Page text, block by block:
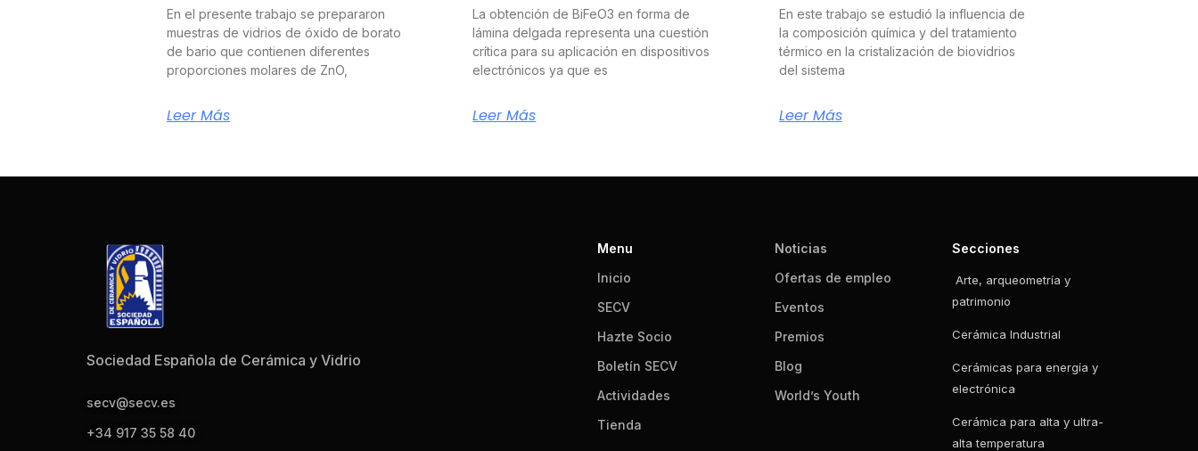
En el presente trabajo se prepararon
muestras de vidrios de óxido de borato
de bario que contienen diferentes
proporciones molares de ZnO,
Leer Más
La obtención de BiFeO3 en forma de
lámina delgada representa una cuestión
crítica para su aplicación en dispositivos
electrónicos ya que es
Leer Más
En este trabajo se estudió la influencia de
la composición química y del tratamiento
térmico en la cristalización de biovidrios
del sistema
Leer Más
Sociedad Española de Cerámica y Vidrio
secv@secv.es
+34 917 35 58 40
Menu
Inicio
SECV
Hazte Socio
Boletín SECV
Actividades
Tienda
Noticias
Ofertas de empleo
Eventos
Premios
Blog
World’s Youth
Secciones
Arte, arqueometría y
patrimonio
Cerámica Industrial
Cerámicas para energía y
electrónica
Cerámica para alta y ultra-
alta temperatura